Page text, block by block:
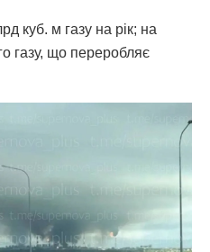
куб. м газу на рік; на
газу, що переробляє